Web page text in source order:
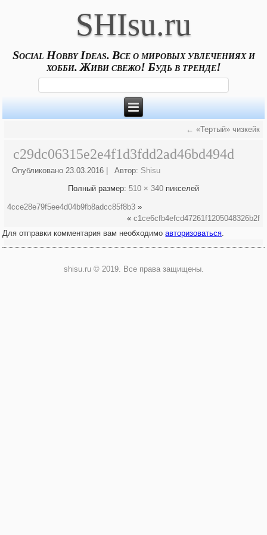
SHIsu.ru
Social Hobby Ideas. Все о мировых увлечениях и
хобби. Живи свежо! Будь в тренде!
← «Тертый» чизкейк
c29dc06315e2e4f1d3fdd2ad46bd494d
Опубликовано 23.03.2016 Автор: Shisu
Полный размер: 510 × 340 пикселей
4cce28e79f5ee4d04b9fb8adcc85f8b3 »
« c1ce6cfb4efcd47261f1205048326b2f
Для отправки комментария вам необходимоавторизоваться.
shisu.ru © 2019. Все права защищены.